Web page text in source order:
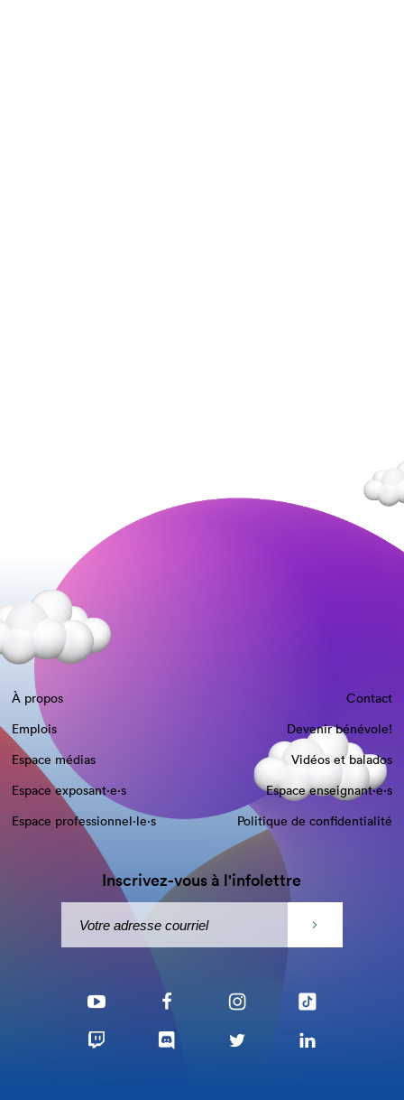
À propos
Contact
Emplois
Devenir bénévole!
Espace médias
Vidéos et balados
Espace exposant·e⋅s
Espace enseignant·e⋅s
Espace professionnel·le⋅s
Politique de confidentialité
Inscrivez-vous à l'infolettre